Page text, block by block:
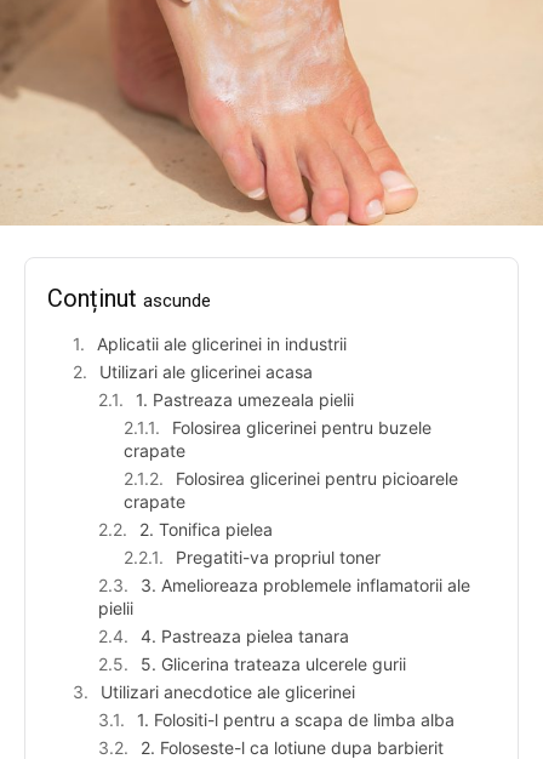
Conținut ascunde
Aplicatii ale glicerinei in industrii
Utilizari ale glicerinei acasa
1. Pastreaza umezeala pielii
Folosirea glicerinei pentru buzele
crapate
Folosirea glicerinei pentru picioarele
crapate
2. Tonifica pielea
Pregatiti-va propriul toner
3. Amelioreaza problemele inflamatorii ale
pielii
4. Pastreaza pielea tanara
5. Glicerina trateaza ulcerele gurii
Utilizari anecdotice ale glicerinei
1. Folositi-l pentru a scapa de limba alba
2. Foloseste-l ca lotiune dupa barbierit